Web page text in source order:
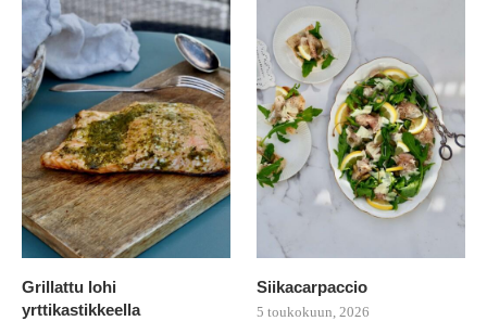
Grillattu lohi
yrttikastikkeella
Siikacarpaccio
5 toukokuun, 2026